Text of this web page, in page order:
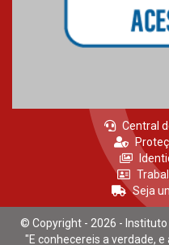
Central
Seja
© Copyright - 2026 -
"E conhecereis a verdade,